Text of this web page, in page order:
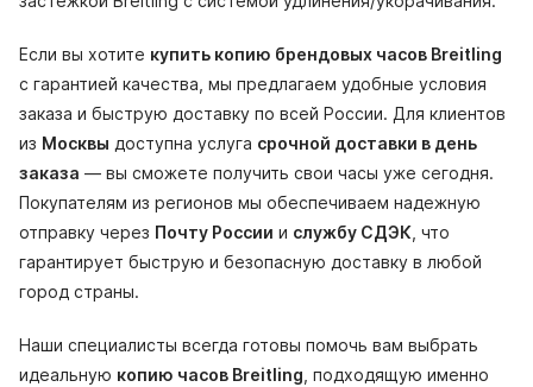
Если вы хотите купить копию брендовых часов Breitling
с гарантией качества, мы предлагаем удобные условия
заказа и быструю доставку по всей России. Для клиентов
из Москвы доступна услуга срочной доставки в день
заказа — вы сможете получить свои часы уже сегодня.
Покупателям из регионов мы обеспечиваем надежную
отправку через Почту России и службу СДЭК , что
гарантирует быструю и безопасную доставку в любой
город страны.
Наши специалисты всегда готовы помочь вам выбрать
идеальную копию часов Breitling , подходящую именно